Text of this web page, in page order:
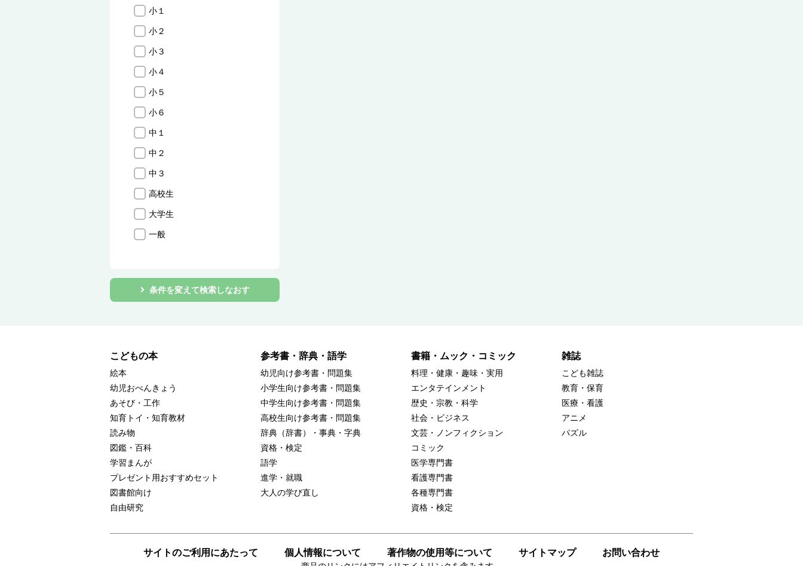
小１
小２
小３
小４
小５
小６
中１
中２
中３
高校生
大学生
一般
条件を変えて検索しなおす
こどもの本
絵本
幼児おべんきょう
あそび・工作
知育トイ・知育教材
読み物
図鑑・百科
学習まんが
プレゼント用おすすめセット
図書館向け
自由研究
参考書・辞典・語学
幼児向け参考書・問題集
小学生向け参考書・問題集
中学生向け参考書・問題集
高校生向け参考書・問題集
辞典（辞書）・事典・字典
資格・検定
語学
進学・就職
大人の学び直し
書籍・ムック・コミック
料理・健康・趣味・実用
エンタテインメント
歴史・宗教・科学
社会・ビジネス
文芸・ノンフィクション
コミック
医学専門書
看護専門書
各種専門書
資格・検定
雑誌
こども雑誌
教育・保育
医療・看護
アニメ
パズル
サイトのご利用にあたって 個人情報について 著作物の使用等について サイトマップ お問い合わせ